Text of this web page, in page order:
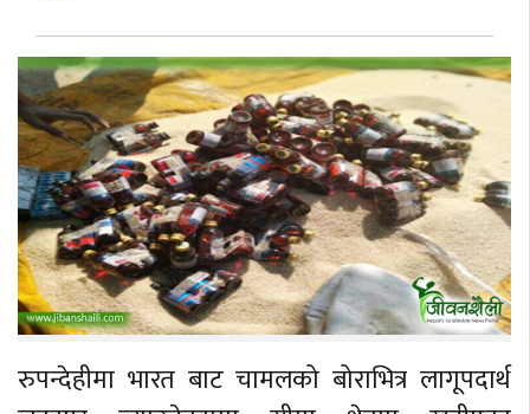
रुपन्देहीमा भारत बाट चामलको बोराभित्र लागूपदार्थ